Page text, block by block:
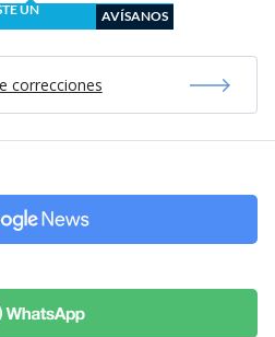
UN
AVÍSANOS
correcciones